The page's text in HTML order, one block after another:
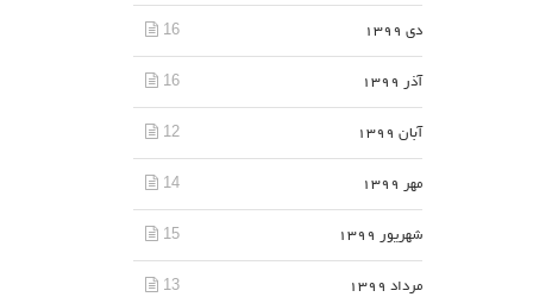
دی 1399 16
آذر 1399 16
آبان 1399 12
مهر 1399 14
شهریور 1399 15
مرداد 1399 13